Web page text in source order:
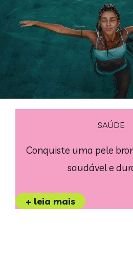
SAÚDE
Conquiste uma pele
saudável e
+ leia mais